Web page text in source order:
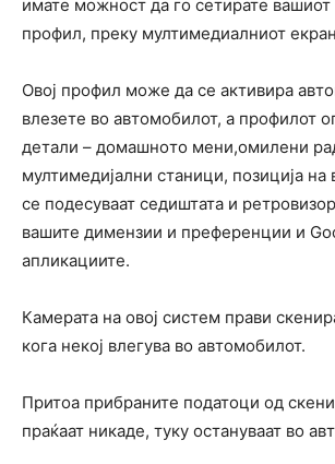
имате можност да го сетирате
профил, преку мултимедиалниот
Овој профил може да се активира
влезете во автомобилот, а профилот
детали – домашнoто мени,омилени
мултимедијални станици, позиција на
се подесуваат седиштата и
вашите димензии и преференции и
aпликациите.
Камерата на овој систем прави
кога некој влегува во автомобилот.
Притоа прибраните податоци од
праќаат никаде, туку остануваат во